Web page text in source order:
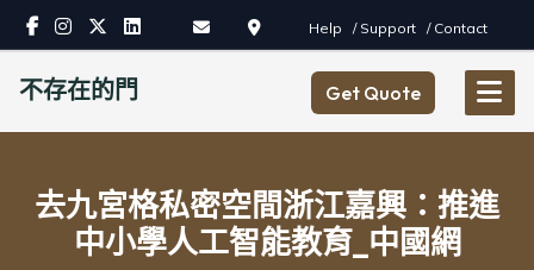
Skip
content
Help / Support / Contact
不存在的門 Get Quote
去九宮格私密空間浙江嘉興：推進
中小學人工智能教育_中國網